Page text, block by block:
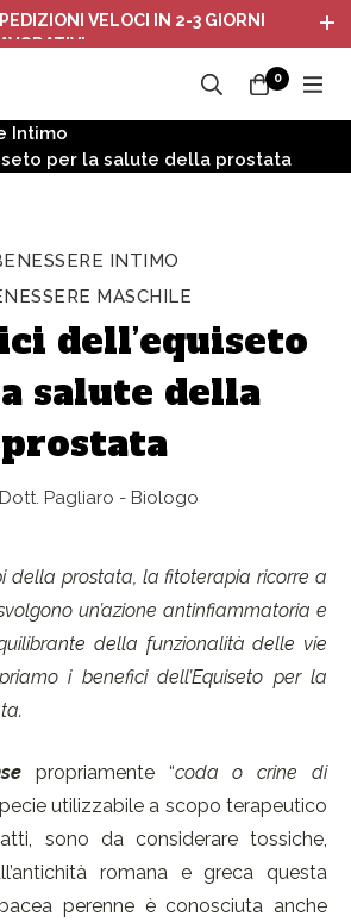
VELOCI IN 2-3 GIORNI
0
Intimo
per la salute della prostata
INTIMO
MASCHILE
dell’equiseto
salute della
prostata
Dott. Pagliaro - Biologo
della prostata, la fitoterapia ricorre a
un’azione antinfiammatoria e
della funzionalità delle vie
i benefici dell’Equiseto per la
propriamente “coda o crine di
utilizzabile a scopo terapeutico
sono da considerare tossiche,
romana e greca questa
perenne è conosciuta anche